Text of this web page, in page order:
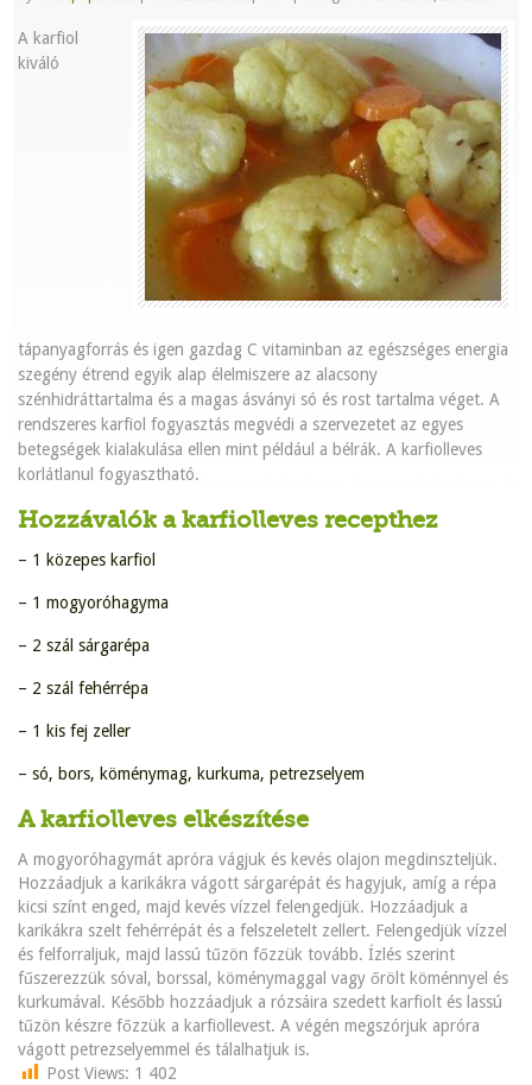
A karfiol
kiváló
tápanyagforrás és igen gazdag C vitaminban az egészséges energia
szegény étrend egyik alap élelmiszere az alacsony
szénhidráttartalma és a magas ásványi só és rost tartalma véget. A
rendszeres karfiol fogyasztás megvédi a szervezetet az egyes
betegségek kialakulása ellen mint például a bélrák. A karfiolleves
korlátlanul fogyasztható.
Hozzávalók a karfiolleves recepthez
– 1 közepes karfiol
– 1 mogyoróhagyma
– 2 szál sárgarépa
– 2 szál fehérrépa
– 1 kis fej zeller
– só, bors, köménymag, kurkuma, petrezselyem
A karfiolleves elkészítése
A mogyoróhagymát apróra vágjuk és kevés olajon megdinszteljük.
Hozzáadjuk a karikákra vágott sárgarépát és hagyjuk, amíg a répa
kicsi színt enged, majd kevés vízzel felengedjük. Hozzáadjuk a
karikákra szelt fehérrépát és a felszeletelt zellert. Felengedjük vízzel
és felforraljuk, majd lassú tűzön főzzük tovább. Ízlés szerint
fűszerezzük sóval, borssal, köménymaggal vagy őrölt köménnyel és
kurkumával. Később hozzáadjuk a rózsáira szedett karfiolt és lassú
tűzön készre főzzük a karfiollevest. A végén megszórjuk apróra
vágott petrezselyemmel és tálalhatjuk is.
Post Views: 1 402